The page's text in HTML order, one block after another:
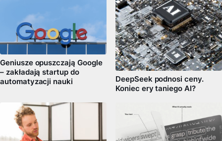
Geniusze opuszczają Google
– zakładają startup do
automatyzacji nauki
DeepSeek podnosi ceny.
Koniec ery taniego AI?